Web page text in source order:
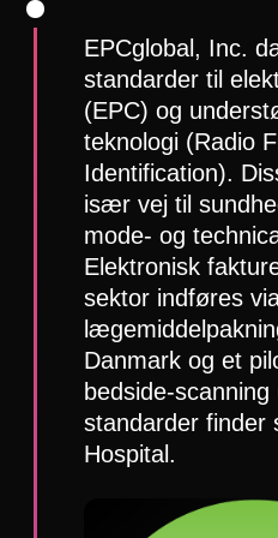
EPCglobal, Inc.
standarder til
(EPC) og
teknologi (Radio
Identification).
især vej til
mode- og
Elektronisk
sektor indføres
Danmark og et
bedside-
standarder finder
Hospital.